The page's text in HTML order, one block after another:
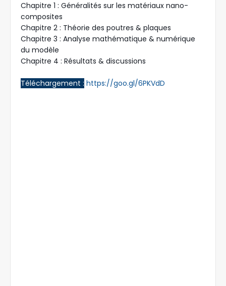
Chapitre 1 : Généralités sur les matériaux nano-
composites
Chapitre 2 : Théorie des poutres & plaques
Chapitre 3 : Analyse mathématique & numérique
du modèle
Chapitre 4 : Résultats & discussions
Téléchargement : https://goo.gl/6PKVdD